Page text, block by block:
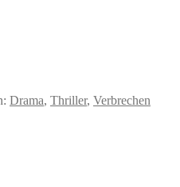
Drama, Thriller, Verbrechen